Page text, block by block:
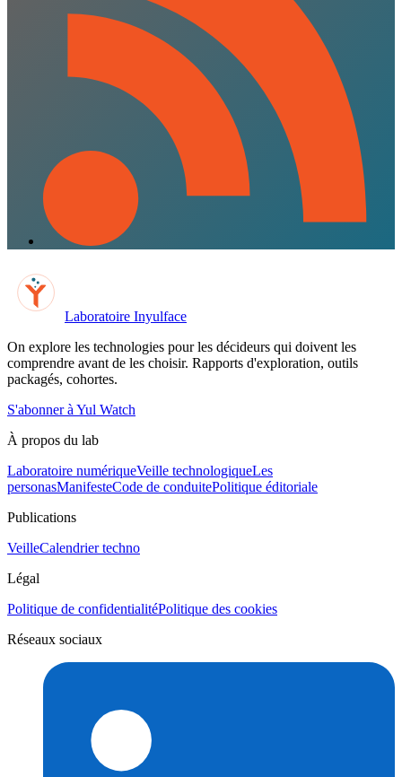
Laboratoire Inyulface
On explore les technologies pour les décideurs qui doivent les
comprendre avant de les choisir. Rapports d'exploration, outils
packagés, cohortes.
S'abonner à Yul Watch
À propos du lab
Laboratoire numériqueVeille technologiqueLes
personasManifesteCode de conduitePolitique éditoriale
Publications
VeilleCalendrier techno
Légal
Politique de confidentialitéPolitique des cookies
Réseaux sociaux